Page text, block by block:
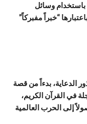
وسائل
“خبراً مفبركاً”
الدعاية، بدءاً من قصة
في القرآن الكريم،
إلى الحرب العالمية